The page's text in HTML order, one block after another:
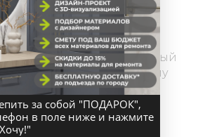
этих оттенков!
вписать ваш любимый
и выбрать цветовую гамму
за собой "ПОДАРОК",
в поле ниже и нажмите